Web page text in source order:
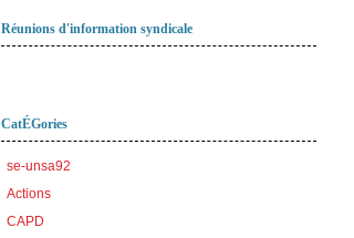
Réunions d'information syndicale
CatÉGories
se-unsa92
Actions
CAPD